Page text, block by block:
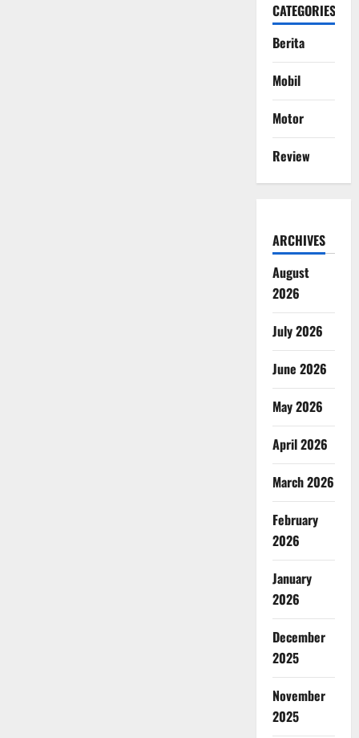
CATEGORIES
Berita
Mobil
Motor
Review
ARCHIVES
August
2026
July 2026
June 2026
May 2026
April 2026
March 2026
February
2026
January
2026
December
2025
November
2025